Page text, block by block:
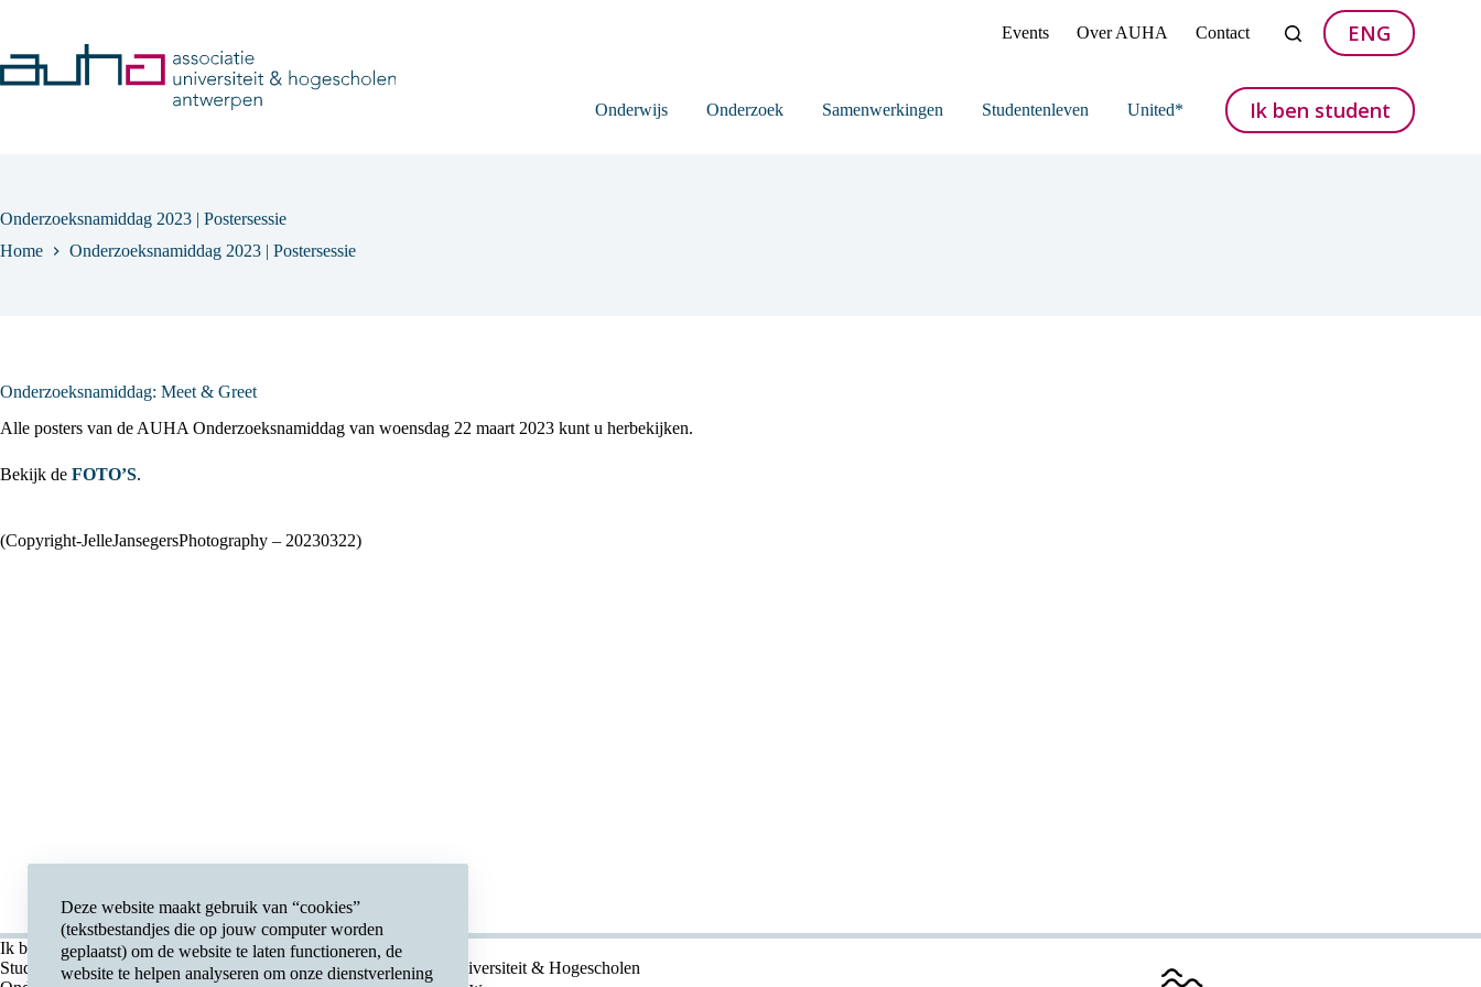
Deze website maakt gebruik van “cookies”
(tekstbestandjes die op jouw computer worden
geplaatst) om de website te laten functioneren, de
website te helpen analyseren om onze dienstverlening
Events Over AUHA Contact ENG
Onderwijs Onderzoek Samenwerkingen Studentenleven United* Ik ben student
Onderzoeksnamiddag 2023 | Postersessie
Home
Onderzoeksnamiddag 2023 | Postersessie
Onderzoeksnamiddag: Meet & Greet
Alle posters van de AUHA Onderzoeksnamiddag van woensdag 22 maart 2023 kunt u herbekijken.
Bekijk de FOTO’S.
(Copyright-JelleJansegersPhotography – 20230322)
Ik ben
Student
Contact
Associatie Universiteit & Hogescholen